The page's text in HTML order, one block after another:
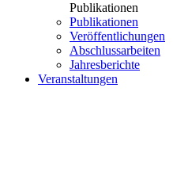
Publikationen
Publikationen
Veröffentlichungen
Abschlussarbeiten
Jahresberichte
Veranstaltungen